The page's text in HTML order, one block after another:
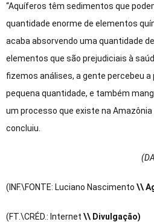
“Aquíferos têm sedimentos que
quantidade enorme de elementos
acaba absorvendo uma quantidade
elementos que são prejudiciais à
fizemos análises, a gente percebeu a
pequena quantidade, e também
um processo que existe na Amazônia
concluiu.
(INF.\FONTE: Luciano Nascimento \\
(FT.\CRÉD.: Internet \\ Divulgação)